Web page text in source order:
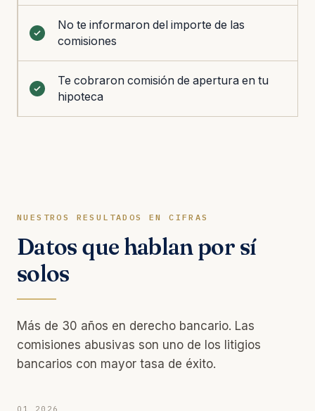
No te informaron del importe de las
comisiones
Te cobraron comisión de apertura en tu
hipoteca
NUESTROS RESULTADOS EN CIFRAS
Datos que hablan por sí
solos
Más de 30 años en derecho bancario. Las
comisiones abusivas son uno de los litigios
bancarios con mayor tasa de éxito.
Q1 2026